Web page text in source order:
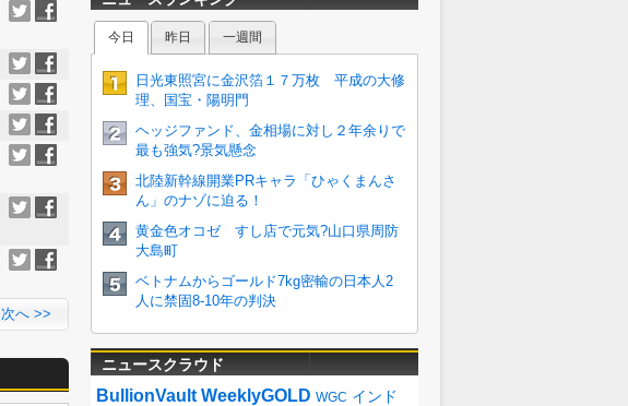
次へ >>
ニュースクラウド
BullionVault WeeklyGOLD WGC インド